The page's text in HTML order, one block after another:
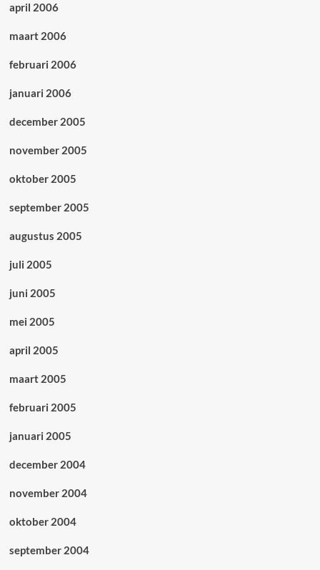
april 2006
maart 2006
februari 2006
januari 2006
december 2005
november 2005
oktober 2005
september 2005
augustus 2005
juli 2005
juni 2005
mei 2005
april 2005
maart 2005
februari 2005
januari 2005
december 2004
november 2004
oktober 2004
september 2004